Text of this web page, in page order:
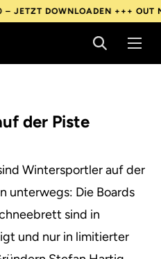
DOWNLOADEN +++OUT NOW:
DOWNLOADEN +++
der Piste
Wintersportler auf der
unterwegs: Die Boards
sind in
und nur in limitierter